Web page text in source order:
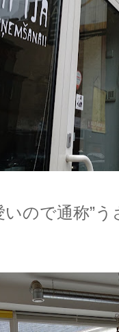
ので通称”